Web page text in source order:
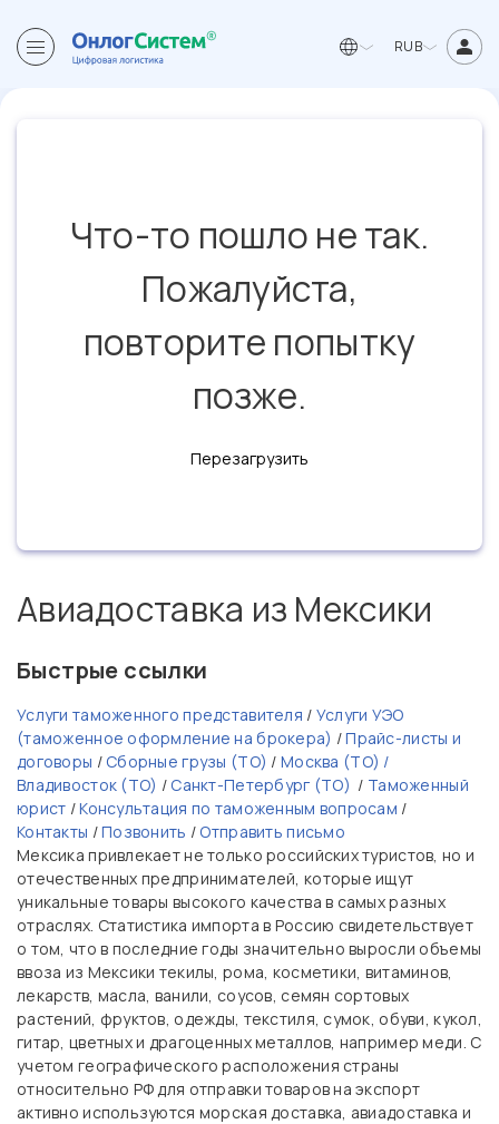
RUB
Что-то пошло не так.
Пожалуйста,
повторите попытку
позже.
Перезагрузить
Авиадоставка из Мексики
Быстрые ссылки
Услуги таможенного представителя / Услуги УЭО
(таможенное оформление на брокера) /Прайс-листы и
договоры / Сборные грузы (ТО) / Москва (ТО) /
Владивосток (ТО) / Санкт-Петербург (ТО) / Таможенный
юрист /Консультация по таможенным вопросам /
Контакты /Позвонить / Отправить письмо
Мексика привлекает не только российских туристов, но и
отечественных предпринимателей, которые ищут
уникальные товары высокого качества в самых разных
отраслях. Статистика импорта в Россию свидетельствует
о том, что в последние годы значительно выросли объемы
ввоза из Мексики текилы, рома, косметики, витаминов,
лекарств, масла, ванили, соусов, семян сортовых
растений, фруктов, одежды, текстиля, сумок, обуви, кукол,
гитар, цветных и драгоценных металлов, например меди. С
учетом географического расположения страны
относительно РФ для отправки товаров на экспорт
активно используются морская доставка, авиадоставка и